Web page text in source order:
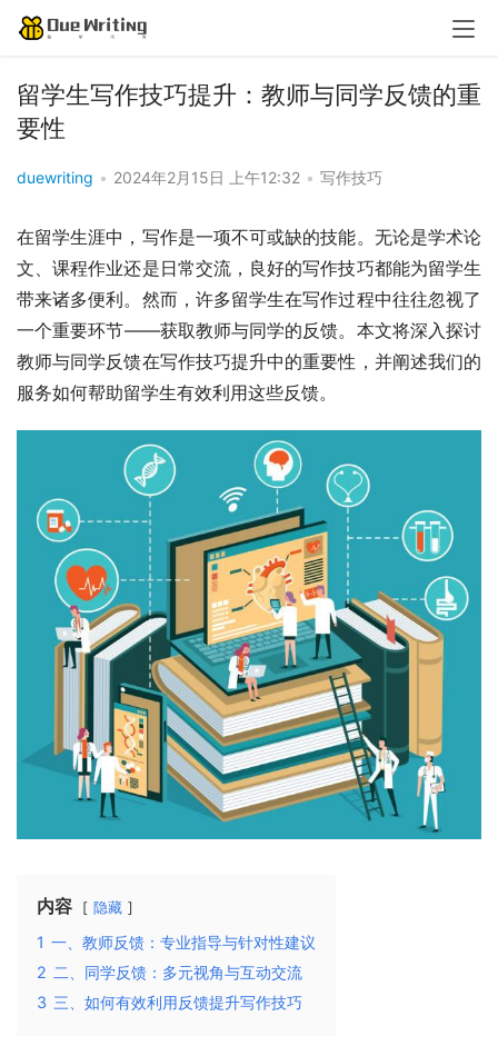
留学生写作技巧提升：教师与同学反馈的重
要性
duewriting • 2024年2月15日 上午12:32 • 写作技巧
在留学生涯中，写作是一项不可或缺的技能。无论是学术论
文、课程作业还是日常交流，良好的写作技巧都能为留学生
带来诸多便利。然而，许多留学生在写作过程中往往忽视了
一个重要环节——获取教师与同学的反馈。本文将深入探讨
教师与同学反馈在写作技巧提升中的重要性，并阐述我们的
服务如何帮助留学生有效利用这些反馈。
内容 隐藏
1 一、教师反馈：专业指导与针对性建议
2 二、同学反馈：多元视角与互动交流
3 三、如何有效利用反馈提升写作技巧